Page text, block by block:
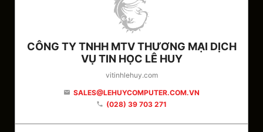
CÔNG TY TNHH MTV THƯƠNG MẠI DỊCH
VỤ TIN HỌC LÊ HUY
vitinhlehuy.com
email SALES@LEHUYCOMPUTER.COM.VN
phone (028) 39 703 271